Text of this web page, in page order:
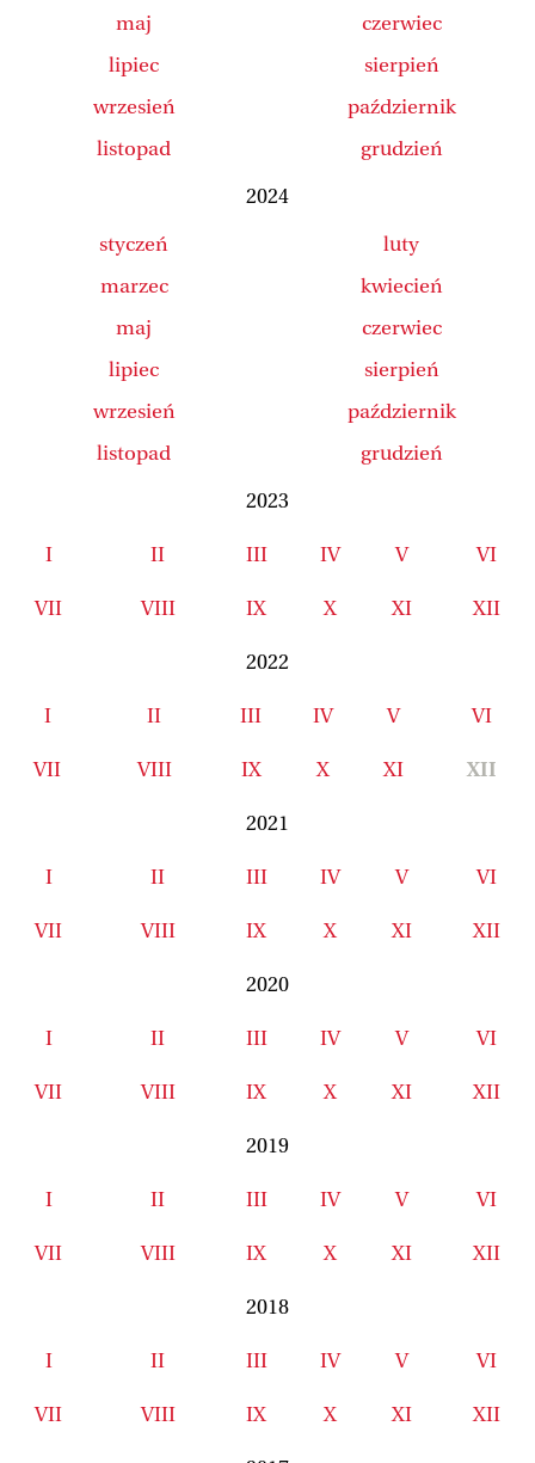
maj
czerwiec
lipiec
sierpień
wrzesień
październik
listopad
grudzień
2024
styczeń
luty
marzec
kwiecień
maj
czerwiec
lipiec
sierpień
wrzesień
październik
listopad
grudzień
2023
I II III IV V VI
VII VIII IX X XI XII
2022
I II III IV V VI
VII VIII IX X XI XII
2021
I II III IV V VI
VII VIII IX X XI XII
2020
I II III IV V VI
VII VIII IX X XI XII
2019
I II III IV V VI
VII VIII IX X XI XII
2018
I II III IV V VI
VII VIII IX X XI XII